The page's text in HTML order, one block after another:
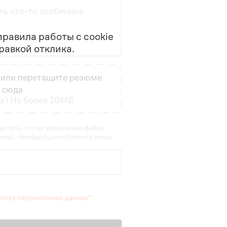
или перетащите резюме
сюда
персональных данных
работы с cookie
отклика.